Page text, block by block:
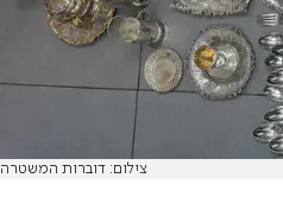
צילום: דוברות המשטרה